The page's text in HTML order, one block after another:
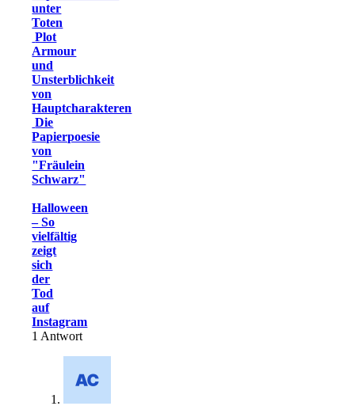
unter
Toten
Plot
Armour
und
Unsterblichkeit
von
Hauptcharakteren
Die
Papierpoesie
von
"Fräulein
Schwarz"
Halloween
– So
vielfältig
zeigt
sich
der
Tod
auf
Instagram
1 Antwort